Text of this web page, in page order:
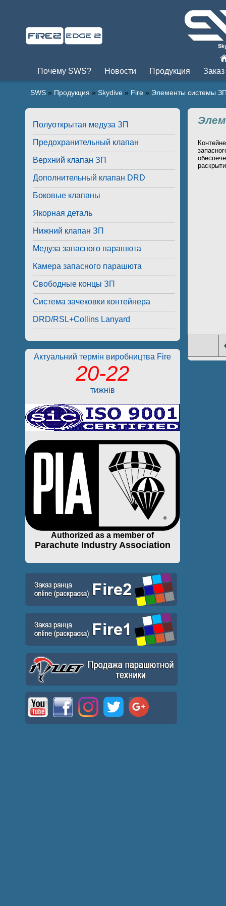
Почему SWS? Новости Продукция Заказ
SWS » Продукция » Skydive » Fire » Элементы системы
Полуоткрытая медуза ЗП
Предохранительный клапан
Верхний клапан ЗП
Дополнительный клапан DRD
Боковые клапаны
Якорная деталь
Нижний клапан ЗП
Медуза запасного парашюта
Камера запасного парашюта
Свободные концы ЗП
Система зачековки контейнера
DRD/RSL+Collins Lanyard
Актуальний термін виробництва Fire
20-22
тижнів
Authorized as a member of
Parachute Industry Association